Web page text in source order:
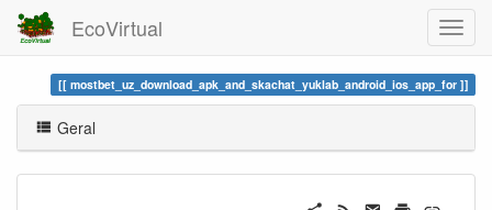
EcoVirtual
mostbet_uz_download_apk_and_skachat_yuklab_android_ios_app_for
Geral